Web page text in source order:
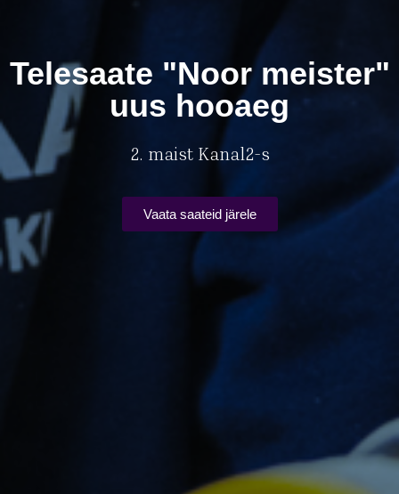
Telesaate "Noor meister"
uus hooaeg
2. maist Kanal2-s
Vaata saateid järele